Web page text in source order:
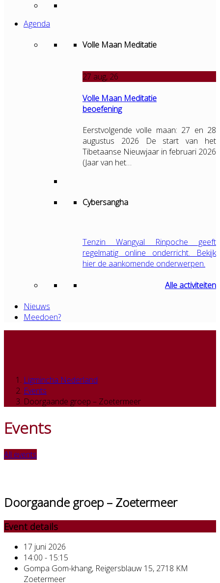
Agenda
Volle Maan Meditatie
27 aug, 26
Volle Maan Meditatie
beoefening
Eerstvolgende volle maan: 27 en 28
augustus 2026 De start van het
Tibetaanse Nieuwjaar in februari 2026
(Jaar van het…
Cybersangha
Tenzin Wangyal Rinpoche geeft
regelmatig online onderricht. Bekijk
hier de aankomende onderwerpen.
Alle activiteiten
Nieuws
Meedoen?
Ligmincha Nederland
Events
Doorgaande groep – Zoetermeer
Events
All events
Doorgaande groep – Zoetermeer
Event details
17 juni 2026
14:00 - 15:15
Gompa Gom-khang, Reigersblauw 15, 2718 KM
Zoetermeer